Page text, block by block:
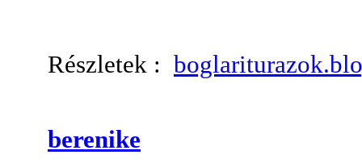
Részletek :
berenike